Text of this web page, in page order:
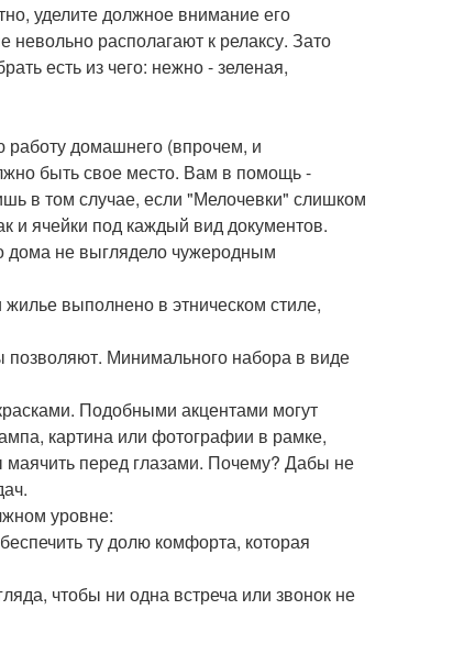
уделите должное внимание его
невольно располагают к релаксу. Зато
есть из чего: нежно - зеленая,
работу домашнего (впрочем, и
быть свое место. Вам в помощь -
в том случае, если "Мелочевки" слишком
и ячейки под каждый вид документов.
дома не выглядело чужеродным
выполнено в этническом стиле,
Минимального набора в виде
Подобными акцентами могут
картина или фотографии в рамке,
маячить перед глазами. Почему? Дабы не
уровне:
ту долю комфорта, которая
чтобы ни одна встреча или звонок не